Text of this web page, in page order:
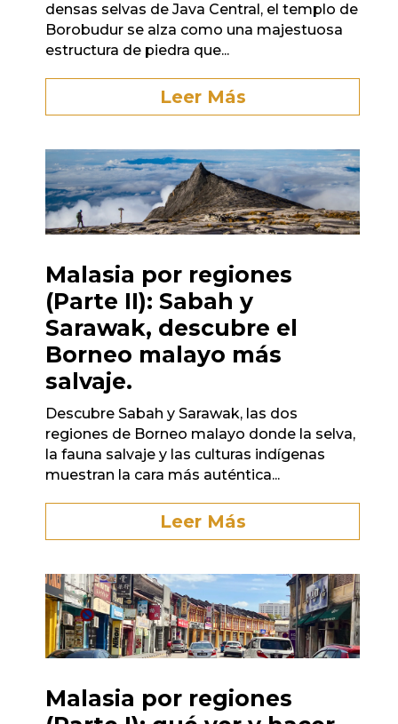
densas selvas de Java Central, el templo de
Borobudur se alza como una majestuosa
estructura de piedra que...
Leer Más
Malasia por regiones
(Parte II): Sabah y
Sarawak, descubre el
Borneo malayo más
salvaje.
Descubre Sabah y Sarawak, las dos
regiones de Borneo malayo donde la selva,
la fauna salvaje y las culturas indígenas
muestran la cara más auténtica...
Leer Más
Malasia por regiones